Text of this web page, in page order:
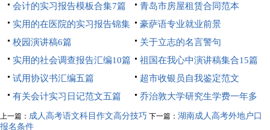
会计的实习报告模板合集7篇
青岛市房屋租赁合同范本
实用的在医院的实习报告锦集
10篇
豪萨语专业就业前景
校园演讲稿6篇
关于立志的名言警句
实用的社会调查报告汇编10篇
祖国在我心中演讲稿集合15篇
试用协议书汇编五篇
超市收银员自我鉴定范文
有关会计实习日记范文五篇
乔治敦大学研究生学费一年多
少
上一篇： 成人高考语文科目作文高分技巧 下一篇： 湖南成人高考外地户口
报名条件